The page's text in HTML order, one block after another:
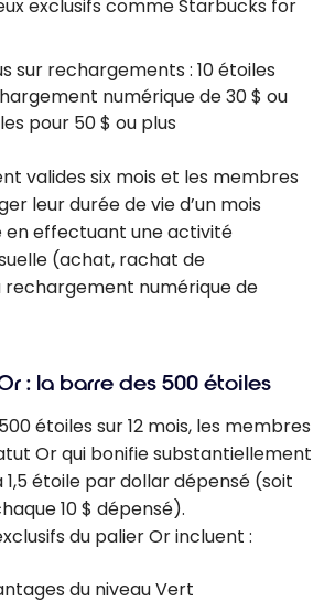
exclusifs comme Starbucks for
sur rechargements : 10 étoiles
numérique de 30 $ ou
pour 50 $ ou plus
valides six mois et les membres
leur durée de vie d’un mois
effectuant une activité
(achat, rachat de
numérique de
: la barre des 500 étoiles
étoiles sur 12 mois, les membres
Or qui bonifie substantiellement
1,5 étoile par dollar dépensé (soit
10 $ dépensé).
du palier Or incluent :
du niveau Vert